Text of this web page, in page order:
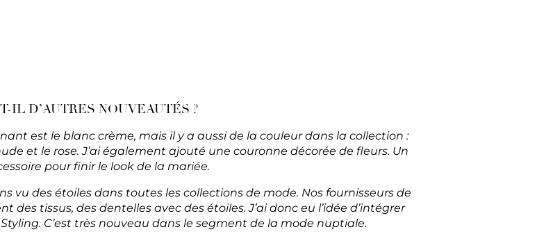
IL D’AUTRES NOUVEAUTÉS ?
est le blanc crème, mais il y a aussi de la couleur dans la collection :
et le rose. J’ai également ajouté une couronne décorée de fleurs. Un
pour finir le look de la mariée.
vu des étoiles dans toutes les collections de mode. Nos fournisseurs de
tissus, des dentelles avec des étoiles. J’ai donc eu l’idée d’intégrer
C’est très nouveau dans le segment de la mode nuptiale.